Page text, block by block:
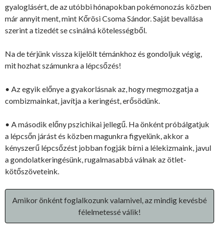
gyaloglásért, de az utóbbi hónapokban pokémonozás közben
már annyit ment, mint Kőrösi Csoma Sándor. Saját bevallása
szerint a tizedét se csinálná kötelességből.
Na de térjünk vissza kijelölt témánkhoz és gondoljuk végig,
mit hozhat számunkra a lépcsőzés!
• Az egyik előnye a gyakorlásnak az, hogy megmozgatja a
combizmainkat, javítja a keringést, erősödünk.
• A második előny pszichikai jellegű. Ha önként próbálgatjuk
a lépcsőn járást és közben magunkra figyelünk, akkor a
kényszerű lépcsőzést jobban fogják bírni a lélekizmaink, javul
a gondolatkeringésünk, rugalmasabbá válnak az ötlet-
kötőszöveteink.
Amikor önként foglalkozunk valamivel, az mindig kevésbé
félelmetessé válik!